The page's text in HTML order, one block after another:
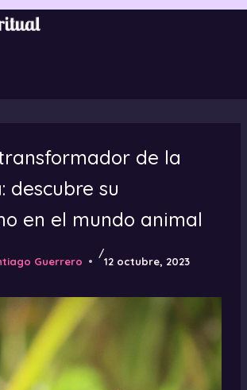
de la
descubre su
en el mundo animal
Guerrero
/
12 octubre, 2023